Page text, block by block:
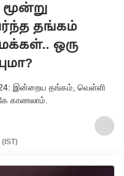
மூன்று
தங்கம்
ஒரு
இன்றைய தங்கம், வெள்ளி
காணலாம்.